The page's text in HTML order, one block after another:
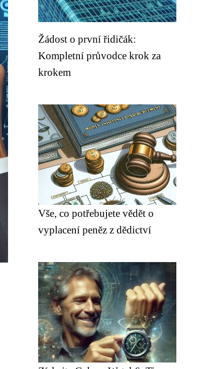
Žádost o první řidičák:
Kompletní průvodce krok za
krokem
Vše, co potřebujete vědět o
vyplacení peněz z dědictví